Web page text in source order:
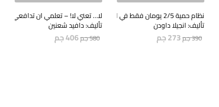
نظام حمية 2/5 يومان فقط في الاسبوع
تأليف: انجيلا داودن
390جم273جم
لا… تعني لا! – تعلمي ان تدافعي
تأليف: دافيد شعنين
580جم406جم